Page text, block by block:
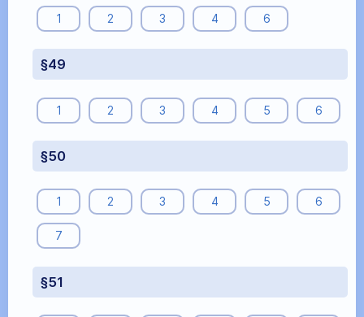
1 2 3 4 6
§49
1 2 3 4 5 6
§50
1 2 3 4 5 6
7
§51